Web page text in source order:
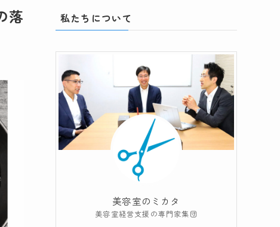
落
私たちについて
美容室のミカタ
美容室経営支援の専門家集団